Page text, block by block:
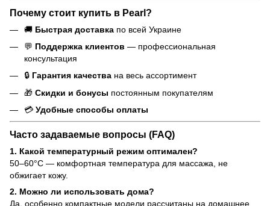
Почему стоит купить в Pearl?
🚚 Быстрая доставка по всей Украине
💬 Поддержка клиентов — профессиональная
консультация
🔒 Гарантия качества на весь ассортимент
🎁 Скидки и бонусы постоянным покупателям
💳 Удобные способы оплаты
Часто задаваемые вопросы (FAQ)
1. Какой температурный режим оптимален?
50–60°C — комфортная температура для массажа, не
обжигает кожу.
2. Можно ли использовать дома?
Да, особенно компактные модели рассчитаны на домашнее